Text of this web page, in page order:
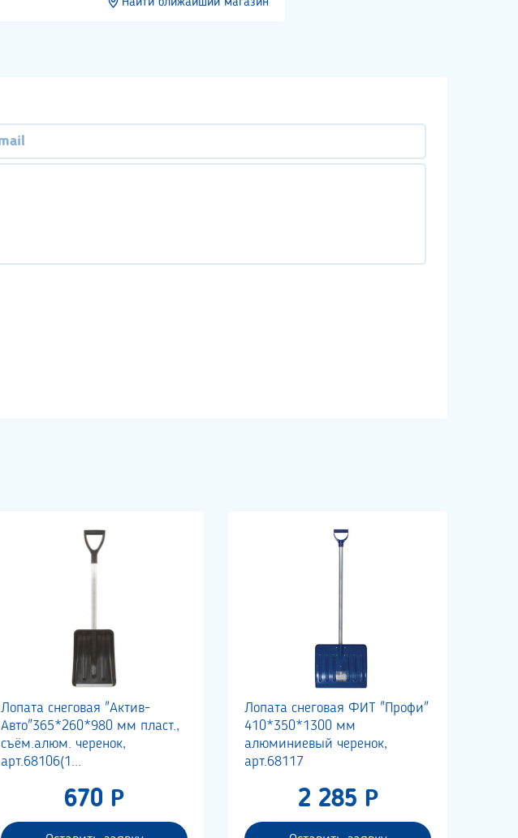
Лопата снеговая "Актив-
Авто"365*260*980 мм пласт.,
съём.алюм. черенок,
арт.68106(1...
670 Р
Лопата снеговая ФИТ "Профи"
410*350*1300 мм
алюминиевый черенок,
арт.68117
2 285 Р